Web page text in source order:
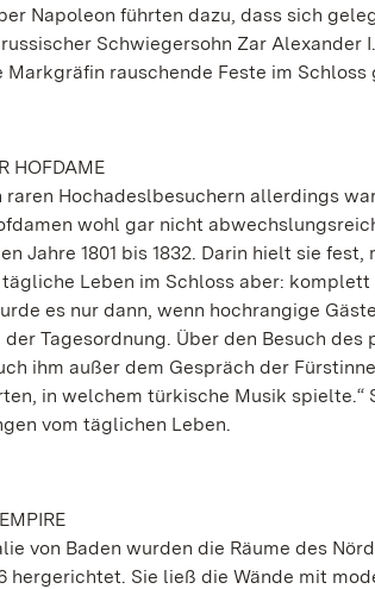
Napoleon führten dazu, dass sich
Schwiegersohn Zar Alexander
rauschende Feste im Schloss
HOFDAME
raren Hochadeslbesuchern allerdings
wohl gar nicht
Jahre 1801 bis 1832. Darin hielt sie
Leben im Schloss aber:
es nur dann, wenn hochrangige
Tagesordnung. Über den Besuch
ihm außer dem Gespräch der
in welchem türkische Musik
vom täglichen Leben.
von Baden wurden die Räume des
hergerichtet. Sie ließ die Wände mit